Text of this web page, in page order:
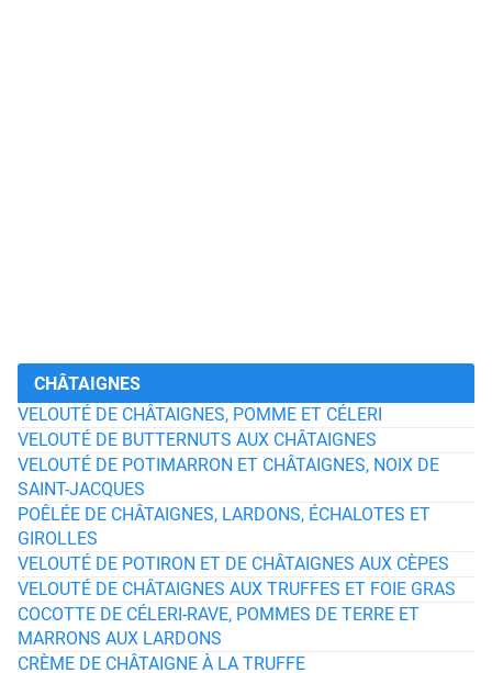
CHÂTAIGNES
VELOUTÉ DE CHÂTAIGNES, POMME ET CÉLERI
VELOUTÉ DE BUTTERNUTS AUX CHÂTAIGNES
VELOUTÉ DE POTIMARRON ET CHÂTAIGNES, NOIX DE
SAINT-JACQUES
POÊLÉE DE CHÂTAIGNES, LARDONS, ÉCHALOTES ET
GIROLLES
VELOUTÉ DE POTIRON ET DE CHÂTAIGNES AUX CÈPES
VELOUTÉ DE CHÂTAIGNES AUX TRUFFES ET FOIE GRAS
COCOTTE DE CÉLERI-RAVE, POMMES DE TERRE ET
MARRONS AUX LARDONS
CRÈME DE CHÂTAIGNE À LA TRUFFE